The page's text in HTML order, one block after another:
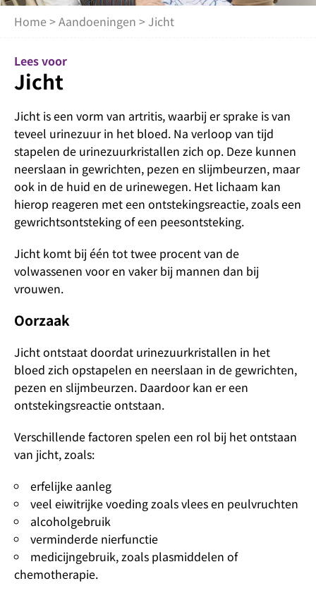
Home >Aandoeningen > Jicht
Lees voor
Jicht
Jicht is een vorm van artritis, waarbij er sprake is van
teveel urinezuur in het bloed. Na verloop van tijd
stapelen de urinezuurkristallen zich op. Deze kunnen
neerslaan in gewrichten, pezen en slijmbeurzen, maar
ook in de huid en de urinewegen. Het lichaam kan
hierop reageren met een ontstekingsreactie, zoals een
gewrichtsontsteking of een peesontsteking.
Jicht komt bij één tot twee procent van de
volwassenen voor en vaker bij mannen dan bij
vrouwen.
Oorzaak
Jicht ontstaat doordat urinezuurkristallen in het
bloed zich opstapelen en neerslaan in de gewrichten,
pezen en slijmbeurzen. Daardoor kan er een
ontstekingsreactie ontstaan.
Verschillende factoren spelen een rol bij het ontstaan
van jicht, zoals:
erfelijke aanleg
veel eiwitrijke voeding zoals vlees en peulvruchten
alcoholgebruik
verminderde nierfunctie
medicijngebruik, zoals plasmiddelen of
chemotherapie.